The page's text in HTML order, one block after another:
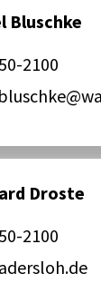
Bluschke
2100
Droste
2100